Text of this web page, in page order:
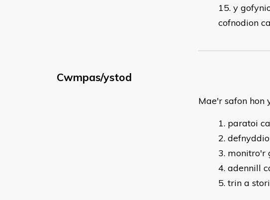
y
cofnodion
Cwmpas/ystod
Mae'r safon hon
paratoi
monitro'r
adennill
trin a